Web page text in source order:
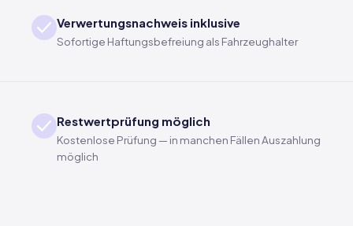
Verwertungsnachweis inklusive
Sofortige Haftungsbefreiung als Fahrzeughalter
Restwertprüfung möglich
Kostenlose Prüfung — in manchen Fällen Auszahlung
möglich